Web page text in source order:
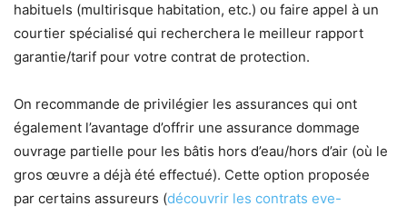
habituels (multirisque habitation, etc.) ou faire appel à un
courtier spécialisé qui recherchera le meilleur rapport
garantie/tarif pour votre contrat de protection.
On recommande de privilégier les assurances qui ont
également l’avantage d’offrir une assurance dommage
ouvrage partielle pour les bâtis hors d’eau/hors d’air (où le
gros œuvre a déjà été effectué). Cette option proposée
par certains assureurs (découvrir les contrats eve-